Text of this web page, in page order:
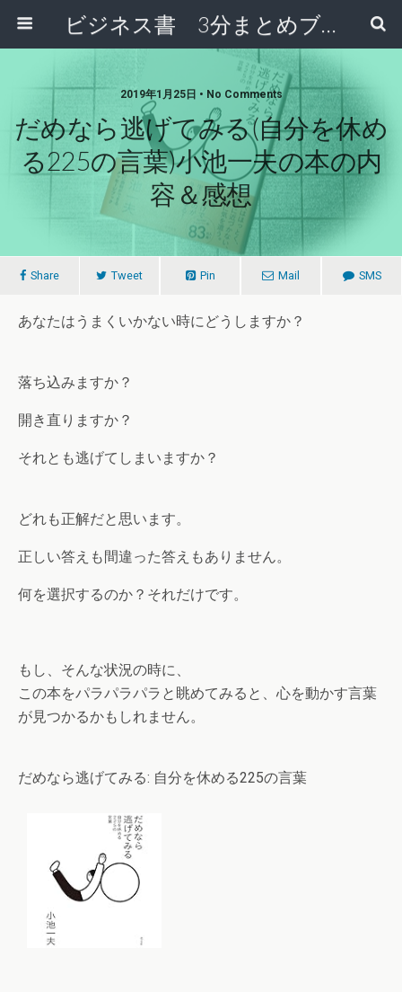
ビジネス書 3分まとめブログ
2019年1月25日 • No Comments
だめなら逃げてみる(自分を休め
る225の言葉)小池一夫の本の内
容＆感想
Share Tweet Pin Mail SMS
あなたはうまくいかない時にどうしますか？
落ち込みますか？
開き直りますか？
それとも逃げてしまいますか？
どれも正解だと思います。
正しい答えも間違った答えもありません。
何を選択するのか？それだけです。
もし、そんな状況の時に、
この本をパラパラパラと眺めてみると、心を動かす言葉
が見つかるかもしれません。
だめなら逃げてみる: 自分を休める225の言葉